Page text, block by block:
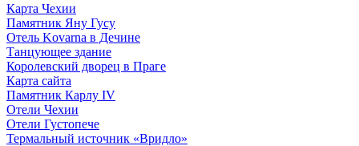
Карта Чехии
Памятник Яну Гусу
Отель Kovarna в Дечине
Танцующее здание
Королевский дворец в Праге
Карта сайта
Памятник Карлу IV
Отели Чехии
Отели Густопече
Термальный источник «Вридло»